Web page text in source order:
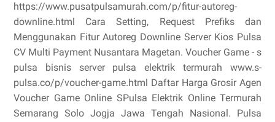
https://www.pusatpulsamurah.com/p/fitur-autoreg-
downline.html Cara Setting, Request Prefiks dan
Menggunakan Fitur Autoreg Downline Server Kios Pulsa
CV Multi Payment Nusantara Magetan. Voucher Game - s
pulsa bisnis server pulsa elektrik termurah www.s-
pulsa.co/p/voucher-game.html Daftar Harga Grosir Agen
Voucher Game Online SPulsa Elektrik Online Termurah
Semarang Solo Jogja Jawa Tengah Nasional. Pulsa